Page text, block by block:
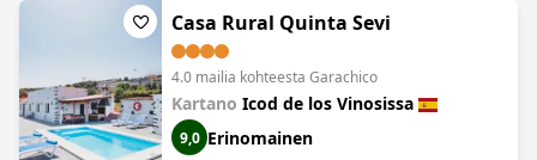
Casa Rural Quinta Sevi
4.0 mailia kohteesta Garachico
Kartano Icod de los Vinosissa
9,0 Erinomainen